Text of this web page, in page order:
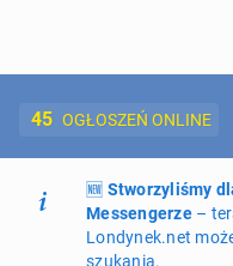
45 OGŁOSZEŃ ONLINE
Dodaj
🆕 Stworzyliśmy
Messengerze–
Londynek.net
szukania.